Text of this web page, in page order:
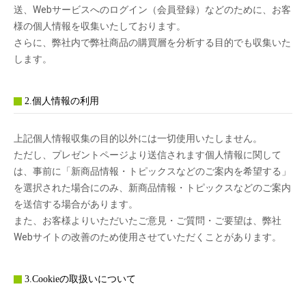
送、Webサービスへのログイン（会員登録）などのために、お客
様の個人情報を収集いたしております。
さらに、弊社内で弊社商品の購買層を分析する目的でも収集いた
します。
2.個人情報の利用
上記個人情報収集の目的以外には一切使用いたしません。
ただし、プレゼントページより送信されます個人情報に関して
は、事前に「新商品情報・トピックスなどのご案内を希望する」
を選択された場合にのみ、新商品情報・トピックスなどのご案内
を送信する場合があります。
また、お客様よりいただいたご意見・ご質問・ご要望は、弊社
Webサイトの改善のため使用させていただくことがあります。
3.Cookieの取扱いについて